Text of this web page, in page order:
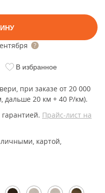
В избранное
при заказе от 20 000
дальше 20 км + 40 Р/км).
гарантией. Прайс-лист на
картой,